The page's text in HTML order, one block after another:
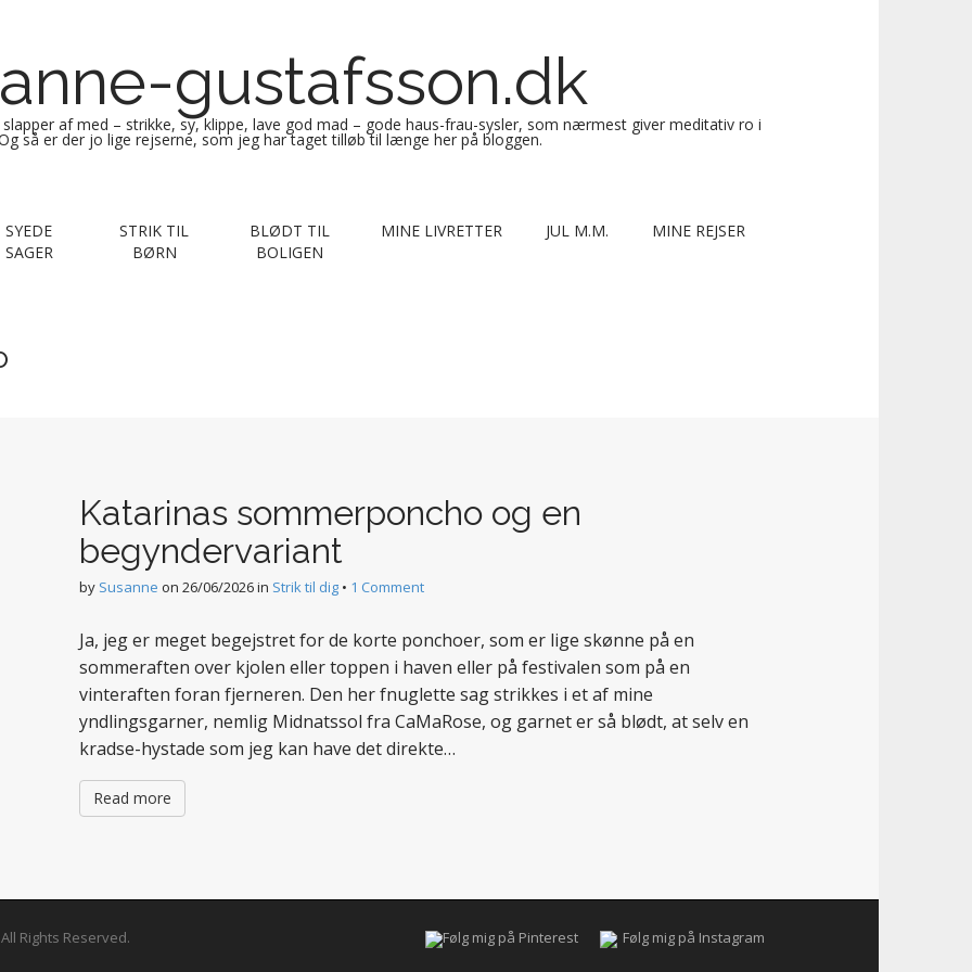
gustafsson.dk
af med – strikke, sy, klippe, lave god mad – gode haus-frau-sysler, som nærmest giver meditativ ro i
så er der jo lige rejserne, som jeg har taget tilløb til længe her på bloggen.
SYEDE
SAGER
STRIK TIL
BØRN
BLØDT TIL
BOLIGEN
MINE LIVRETTER JUL M.M. MINE REJSER
Katarinas sommerponcho og en
begyndervariant
by Susanne on 26/06/2026in Strik til dig • 1 Comment
Ja, jeg er meget begejstret for de korte ponchoer, som er lige skønne på en
sommeraften over kjolen eller toppen i haven eller på festivalen som på en
vinteraften foran fjerneren. Den her fnuglette sag strikkes i et af mine
yndlingsgarner, nemlig Midnatssol fra CaMaRose, og garnet er så blødt, at selv en
kradse-hystade som jeg kan have det direkte…
Read more
All Rights Reserved. Følg mig på Pinterest Følg mig på Instagram